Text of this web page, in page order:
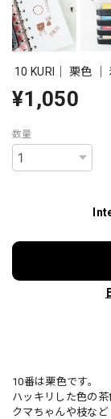
10 KURI｜ 栗色
¥1,050
数量
10番は栗色です。
ハッキリした色の茶
クマちゃんや枝な